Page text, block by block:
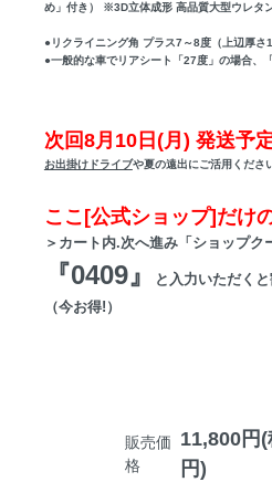
め」付き） ※3D立体成形 高品質大型ウレタ
●リクライニング角 プラス7～8度（上辺厚さ
●一般的な車でリアシート「27度」の場合、
次回8月10日(月) 発送予
お出掛けドライブや夏の遠出にご活用くださ
ここ[公式ショップ]だけ
＞カート内.次へ進み「ショップク
『0409』
と入力いただく
（今お得!）
販売価
格
11,800円
円)